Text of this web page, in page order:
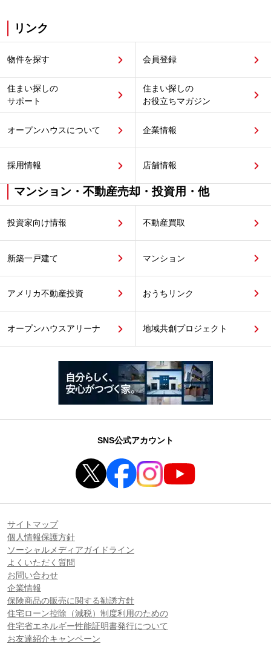
リンク
物件を探す 会員登録
住まい探しの
サポート
住まい探しの
お役立ちマガジン
オープンハウスについて 企業情報
採用情報 店舗情報
マンション・不動産売却・投資用・他
投資家向け情報 不動産買取
新築一戸建て マンション
アメリカ不動産投資 おうちリンク
オープンハウスアリーナ 地域共創プロジェクト
SNS公式アカウント
サイトマップ
個人情報保護方針
ソーシャルメディアガイドライン
よくいただく質問
お問い合わせ
企業情報
保険商品の販売に関する勧誘方針
住宅ローン控除（減税）制度利用のための
住宅省エネルギー性能証明書発行について
お友達紹介キャンペーン